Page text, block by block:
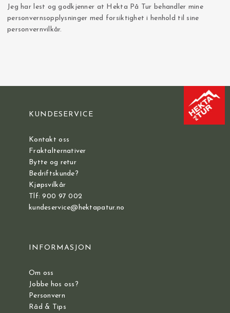
Jeg har lest og godkjenner at Hekta På Tur behandler mine
personvernsopplysninger med forsiktighet i henhold til sine
personvernvilkår.
KUNDESERVICE
Kontakt oss
Fraktalternativer
Bytte og retur
Bedriftskunde?
Kjøpsvilkår
Tlf: 900 97 002
kundeservice@hektapatur.no
INFORMASJON
Om oss
Jobbe hos oss?
Personvern
Råd & Tips